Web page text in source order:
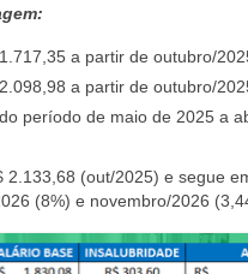
a partir de outubro/
a partir de outubro/
período de maio de 2025 a
2.133,68 (out/2025) e segue
(8%) e novembro/2026